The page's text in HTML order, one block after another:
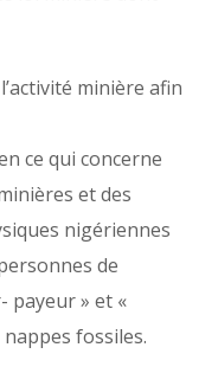
minière afin
ce qui concerne
et des
nigériennes
de
payeur » et «
fossiles.